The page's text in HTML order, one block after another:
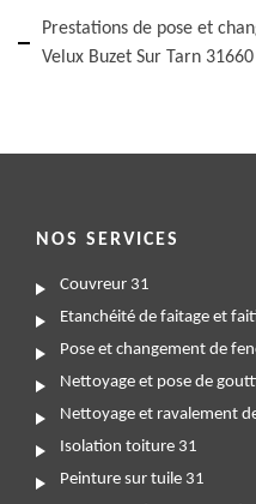
Prestations de pose et
Velux Buzet Sur Tarn 31660
NOS SERVICES
Couvreur 31
Etanchéité de faitage et
Pose et changement de
Nettoyage et pose de
Nettoyage et ravalement
Isolation toiture 31
Peinture sur tuile 31